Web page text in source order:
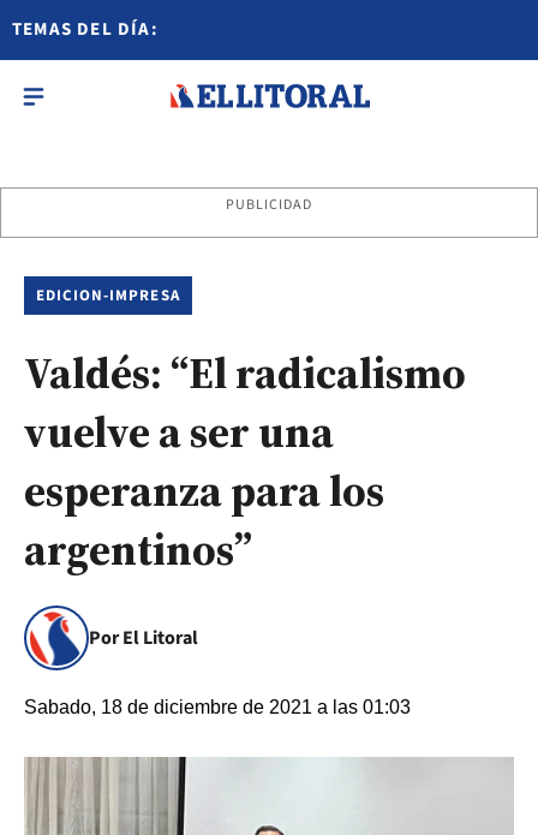
TEMAS DEL DÍA:
PUBLICIDAD
EDICION-IMPRESA
Valdés: “El radicalismo
vuelve a ser una
esperanza para los
argentinos”
Por El Litoral
Sabado, 18 de diciembre de 2021 a las 01:03